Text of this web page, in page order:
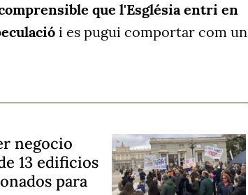
que l'Església entri en
i es pugui comportar com un
negocio
13 edificios
para